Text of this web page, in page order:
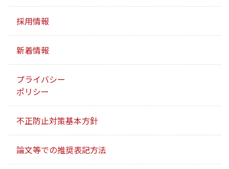
採用情報
新着情報
プライバシー
ポリシー
不正防止対策基本方針
論文等での推奨表記方法